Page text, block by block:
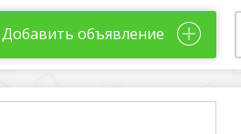
Добавить объявление